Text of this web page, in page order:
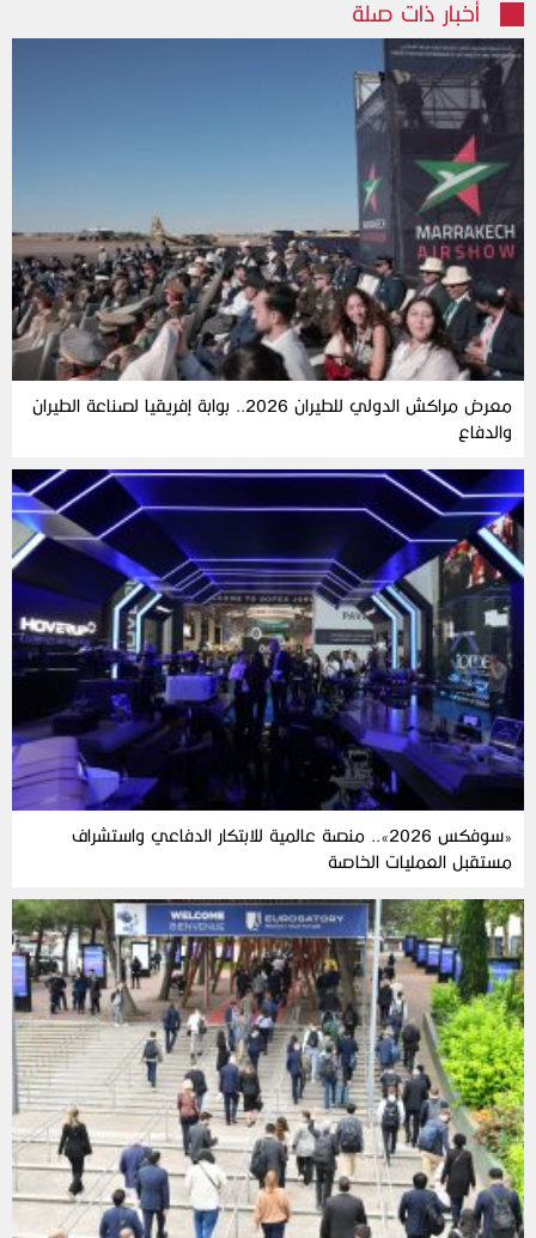
أخبار ذات صلة
معرض مراكش الدولي للطيران 2026.. بوابة إفريقيا لصناعة الطيران
والدفاع
«سوفكس 2026».. منصة عالمية للابتكار الدفاعي واستشراف
مستقبل العمليات الخاصة